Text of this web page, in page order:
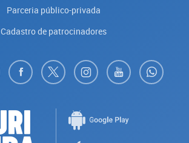
Parceria público-privada
Cadastro de patrocinadores